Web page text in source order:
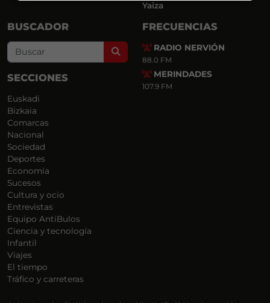
Yaiza
BUSCADOR
Search
SECCIONES
Euskadi
Bizkaia
Comarcas
Nacional
Sociedad
Deportes
Economía
Sucesos
Cultura y ocio
Entrevistas
Equipo AntiBulos
Ciencia y tecnología
Infantil
Viajes
El tiempo
Tráfico y carreteras
FRECUENCIAS
RADIO NERVIÓN
88.0 FM
MERINDADES
107.9 FM